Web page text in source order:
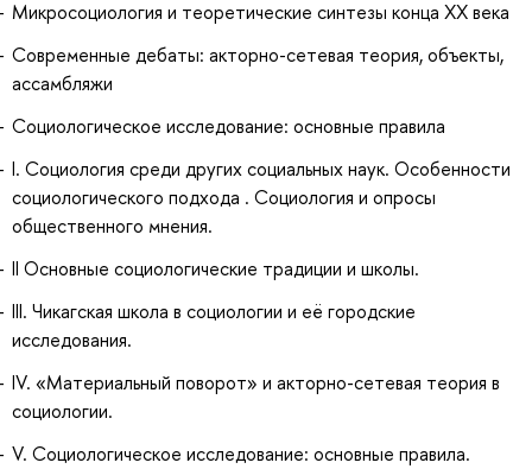
Микросоциология и теоретические синтезы конца XX века
Современные дебаты: акторно-сетевая теория, объекты,
ассамбляжи
Социологическое исследование: основные правила
I. Социология среди других социальных наук. Особенности
социологического подхода . Социология и опросы
общественного мнения.
II Основные социологические традиции и школы.
III. Чикагская школа в социологии и её городские
исследования.
IV. «Материальный поворот» и акторно-сетевая теория в
социологии.
V. Социологическое исследование: основные правила.